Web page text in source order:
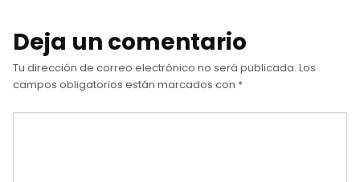
Deja un comentario
Tu dirección de correo electrónico no será publicada. Los
campos obligatorios están marcados con *